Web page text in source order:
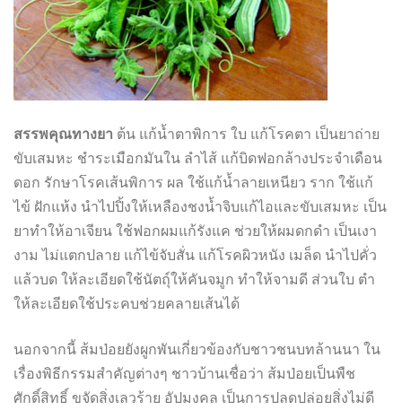
สรรพคุณทางยา ต้น แก้น้ำตาพิการ ใบ แก้โรคตา เป็นยาถ่าย
ขับเสมหะ ชำระเมือกมันใน ลำไส้ แก้บิดฟอกล้างประจำเดือน
ดอก รักษาโรคเส้นพิการ ผล ใช้แก้น้ำลายเหนียว ราก ใช้แก้
ไข้ ฝักแห้ง นำไปปิ้งให้เหลืองชงน้ำจิบแก้ไอและขับเสมหะ เป็น
ยาทำให้อาเจียน ใช้ฟอกผมแก้รังแค ช่วยให้ผมดกดำ เป็นเงา
งาม ไม่แตกปลาย แก้ไข้จับสั่น แก้โรคผิวหนัง เมล็ด นำไปคั่ว
แล้วบด ให้ละเอียดใช้นัตถุ์ให้คันจมูก ทำให้จามดี ส่วนใบ ตำ
ให้ละเอียดใช้ประคบช่วยคลายเส้นได้
นอกจากนี้ ส้มป่อยยังผูกพันเกี่ยวข้องกับชาวชนบทล้านนา ใน
เรื่องพิธีกรรมสำคัญต่างๆ ชาวบ้านเชื่อว่า ส้มป่อยเป็นพืช
ศักดิ์สิทธิ์ ขจัดสิ่งเลวร้าย อัปมงคล เป็นการปลดปล่อยสิ่งไม่ดี